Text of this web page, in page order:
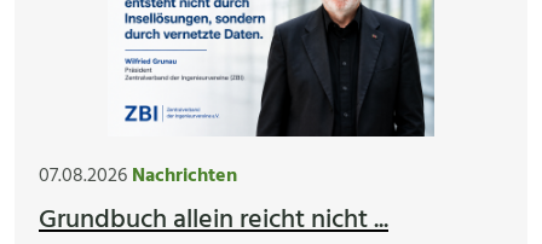
07.08.2026Nachrichten
Grundbuch allein reicht nicht ...